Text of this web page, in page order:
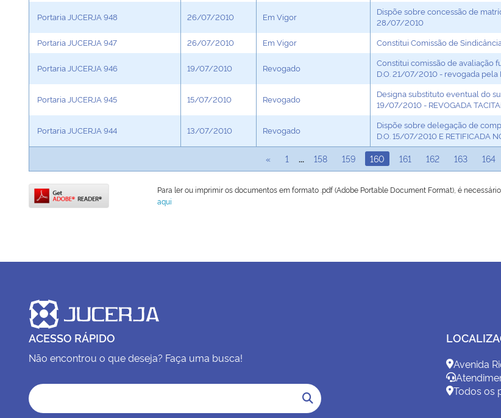
Portaria JUCERJA 948 26/07/2010 Em Vigor
Dispõe sobre concessão de
28/07/2010
Portaria JUCERJA 947
26/07/2010 Em Vigor Constitui Comissão de
Portaria JUCERJA 946 19/07/2010 Revogado
Constitui comissão de avaliação
D.O. 21/07/2010 - revogada
Portaria JUCERJA 945 15/07/2010 Revogado
Designa substituto eventual do
19/07/2010 - REVOGADA
Portaria JUCERJA 944 13/07/2010 Revogado
Dispõe sobre delegação de
D.O. 15/07/2010 E RETIFICADA
« 1 158 159 160 161 162 163 164
Para ler ou imprimir os documentos em formato .pdf (Adobe Portable Document Format), é
aqui
ACESSO RÁPIDO
Não encontrou o que deseja? Faça uma busca!
Avenida
Todos os